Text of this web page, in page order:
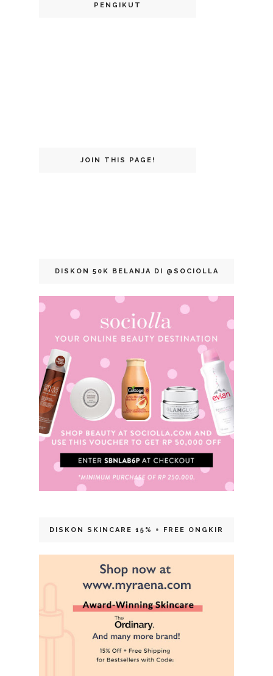
PENGIKUT
JOIN THIS PAGE!
DISKON 50K BELANJA DI @SOCIOLLA
DISKON SKINCARE 15% + FREE ONGKIR